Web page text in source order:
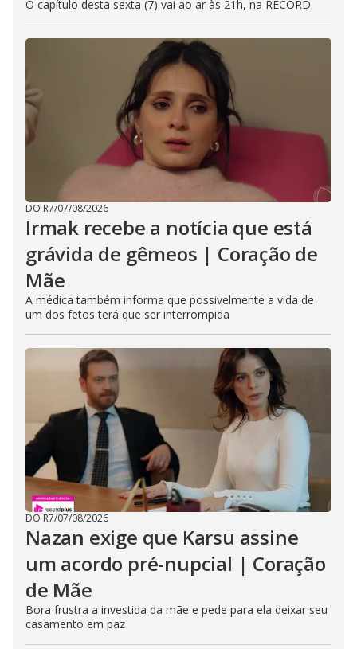
O capítulo desta sexta (7) vai ao ar às 21h, na RECORD
DO R7/07/08/2026
Irmak recebe a notícia que está
grávida de gêmeos | Coração de
Mãe
A médica também informa que possivelmente a vida de
um dos fetos terá que ser interrompida
DO R7/07/08/2026
Nazan exige que Karsu assine
um acordo pré-nupcial | Coração
de Mãe
Bora frustra a investida da mãe e pede para ela deixar seu
casamento em paz